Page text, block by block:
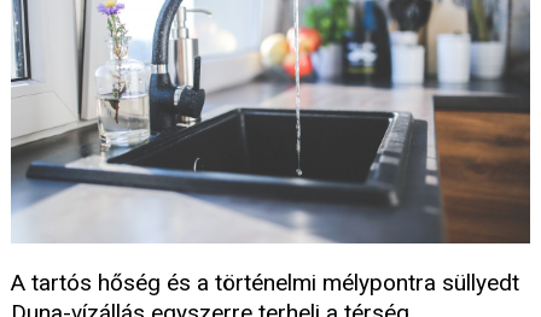
A tartós hőség és a történelmi mélypontra süllyedt